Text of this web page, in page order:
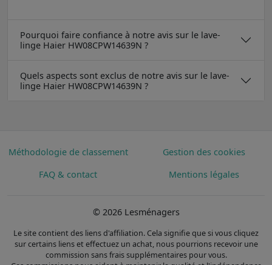
Pourquoi faire confiance à notre avis sur le lave-
linge Haier HW08CPW14639N ?
Quels aspects sont exclus de notre avis sur le lave-
linge Haier HW08CPW14639N ?
Méthodologie de classement
Gestion des cookies
FAQ & contact
Mentions légales
© 2026 Lesménagers
Le site contient des liens d'affiliation. Cela signifie que si vous cliquez
sur certains liens et effectuez un achat, nous pourrions recevoir une
commission sans frais supplémentaires pour vous.